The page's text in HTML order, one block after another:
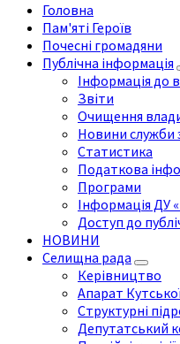
Головна
Пам'яті Героїв
Почесні громадяни
Публічна інформація
Інформація до
Звіти
Очищення
Новини служби
Статистика
Податкова
Програми
Інформація
Доступ до
НОВИНИ
Селищна рада
Керівництво
Апарат
Структурні
Депутатський